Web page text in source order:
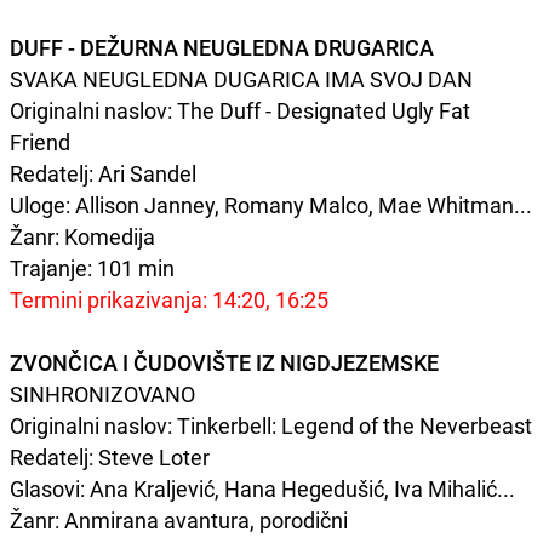
DUFF - DEŽURNA NEUGLEDNA DRUGARICA
SVAKA NEUGLEDNA DUGARICA IMA SVOJ DAN
Originalni naslov: The Duff - Designated Ugly Fat
Friend
Redatelj: Ari Sandel
Uloge: Allison Janney, Romany Malco, Mae Whitman...
Žanr: Komedija
Trajanje: 101 min
Termini prikazivanja: 14:20, 16:25
ZVONČICA I ČUDOVIŠTE IZ NIGDJEZEMSKE
SINHRONIZOVANO
Originalni naslov: Tinkerbell: Legend of the Neverbeast
Redatelj: Steve Loter
Glasovi: Ana Kraljević, Hana Hegedušić, Iva Mihalić...
Žanr: Anmirana avantura, porodični